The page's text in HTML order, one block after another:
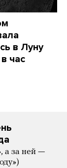
в Луну
час
а за ней —